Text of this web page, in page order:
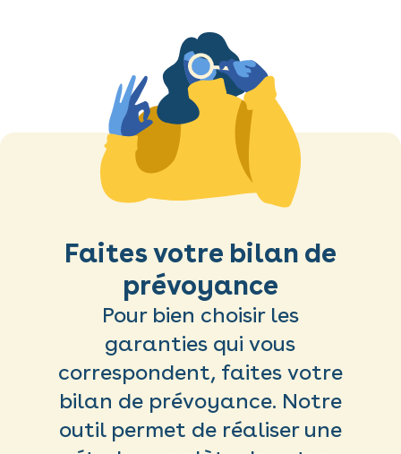
Faites votre bilan de
prévoyance
Pour bien choisir les
garanties qui vous
correspondent, faites votre
bilan de prévoyance. Notre
outil permet de réaliser une